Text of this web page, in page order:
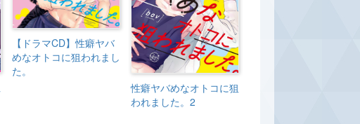
【ドラマCD】性癖ヤバ
めなオトコに狙われまし
た。
性癖ヤバめなオトコに狙
われました。2